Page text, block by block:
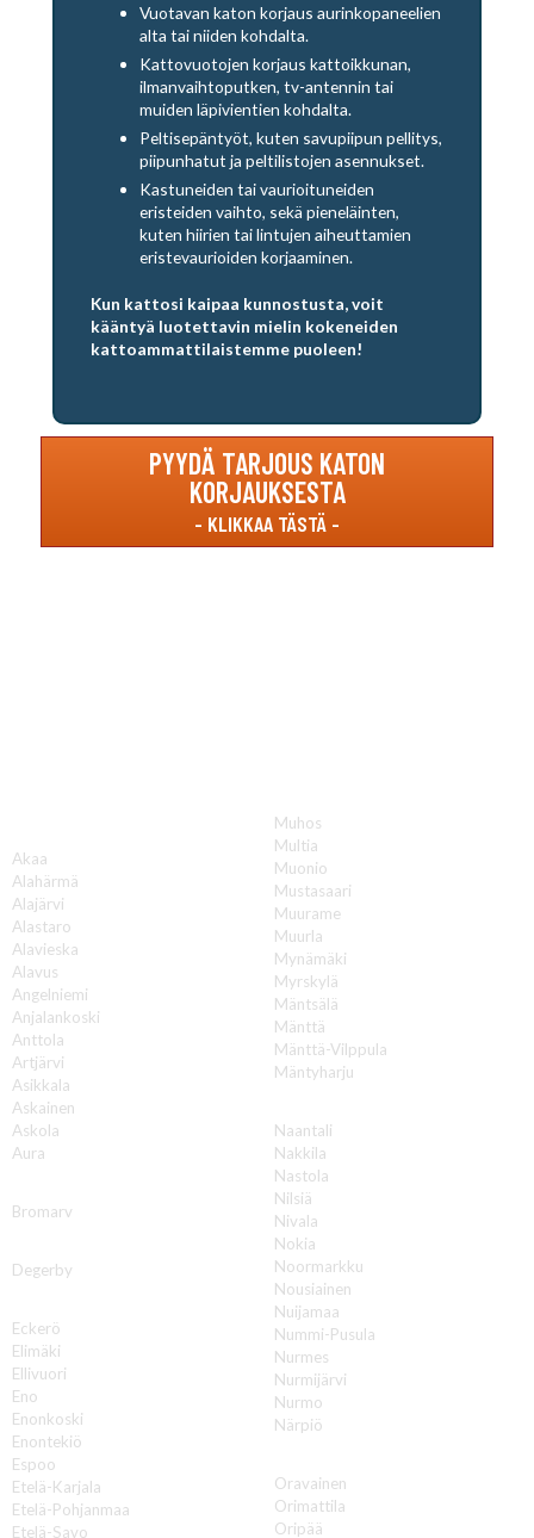
Vuotavan katon korjaus aurinkopaneelien
alta tai niiden kohdalta.
Kattovuotojen korjaus kattoikkunan,
ilmanvaihtoputken, tv-antennin tai
muiden läpivientien kohdalta.
Peltisepäntyöt, kuten savupiipun pellitys,
piipunhatut ja peltilistojen asennukset.
Kastuneiden tai vaurioituneiden
eristeiden vaihto, sekä pieneläinten,
kuten hiirien tai lintujen aiheuttamien
eristevaurioiden korjaaminen.
Kun kattosi kaipaa kunnostusta, voit
kääntyä luotettavin mielin kokeneiden
kattoammattilaistemme puoleen!
PYYDÄ TARJOUS KATON
KORJAUKSESTA
Akaa
Alahärmä
Alajärvi
Alastaro
Alavieska
Alavus
Angelniemi
Anjalankoski
Anttola
Artjärvi
Asikkala
Askainen
Askola
Aura
Bromarv
Degerby
Eckerö
Elimäki
Ellivuori
Eno
Enonkoski
Enontekiö
Espoo
Etelä-Karjala
Etelä-Pohjanmaa
Etelä-Savo
Muhos
Multia
Muonio
Mustasaari
Muurame
Muurla
Mynämäki
Myrskylä
Mäntsälä
Mänttä
Mänttä-Vilppula
Mäntyharju
Naantali
Nakkila
Nastola
Nilsiä
Nivala
Nokia
Noormarkku
Nousiainen
Nuijamaa
Nummi-Pusula
Nurmes
Nurmijärvi
Nurmo
Närpiö
Oravainen
Orimattila
Oripää